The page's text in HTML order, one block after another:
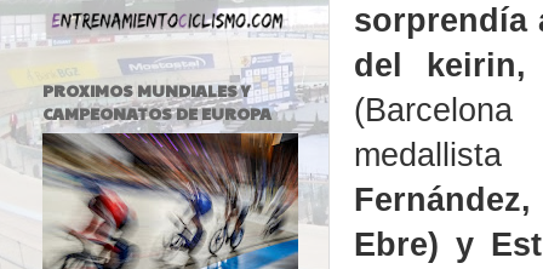
sorprendía
del
Ebre) y
PROXIMOS MUNDIALES Y
CAMPEONATOS DE EUROPA